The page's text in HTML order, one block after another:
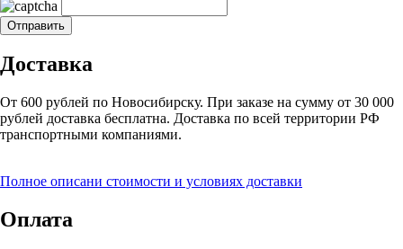
Доставка
От 600 рублей по Новосибирску. При заказе на сумму от 30 000
рублей доставка бесплатна. Доставка по всей территории РФ
транспортными компаниями.
Полное описани стоимости и условиях доставки
Оплата